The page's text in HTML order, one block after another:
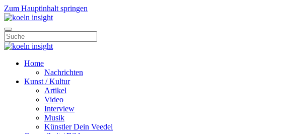
Zum Hauptinhalt springen
Home
Nachrichten
Kunst / Kultur
Artikel
Video
Interview
Musik
Künstler Dein Veedel